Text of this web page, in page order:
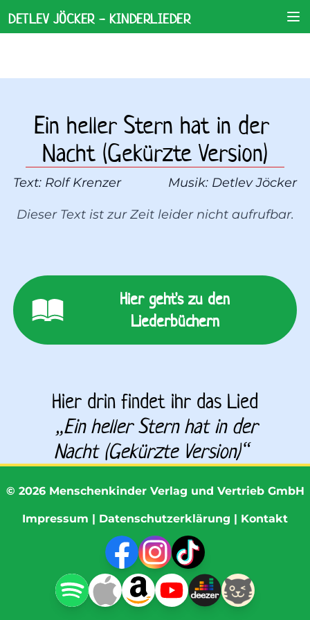
DETLEV JÖCKER - KINDERLIEDER
Ein heller Stern hat in der
Nacht (Gekürzte Version)
Text: Rolf Krenzer Musik: Detlev Jöcker
Dieser Text ist zur Zeit leider nicht aufrufbar.
Hier geht's zu den
Liederbüchern
Hier drin findet ihr das Lied
„Ein heller Stern hat in der
Nacht (Gekürzte Version)“
© 2026Menschenkinder Verlag und Vertrieb GmbH
Impressum | Datenschutzerklärung | Kontakt